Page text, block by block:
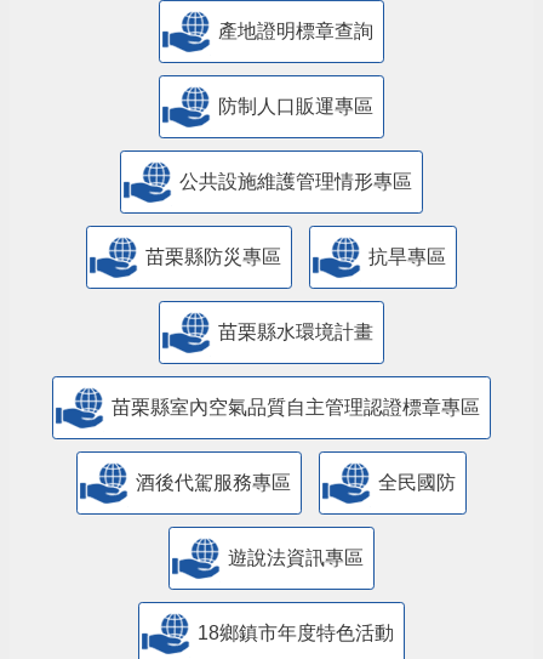
產地證明標章查詢
防制人口販運專區
​公共設施維護管理情形專區
苗栗縣防災專區 抗旱專區
苗栗縣水環境計畫
苗栗縣室內空氣品質自主管理認證標章專區
酒後代駕服務專區 全民國防
遊說法資訊專區
18鄉鎮市年度特色活動